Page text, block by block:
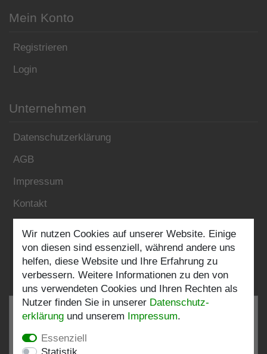
Mein Konto
Registrieren
Login
Unternehmen
Datenschutzerklärung
AGB
Impressum
Kontakt
Folgen Sie uns:
Wir nutzen Cookies auf unserer Website. Einige
von diesen sind essenziell, während andere uns
helfen, diese Website und Ihre Erfahrung zu
verbessern. Weitere Informationen zu den von
uns verwendeten Cookies und Ihren Rechten als
Nutzer finden Sie in unserer Daten­schutz­
erklärung und unserem Impressum.
Essenziell